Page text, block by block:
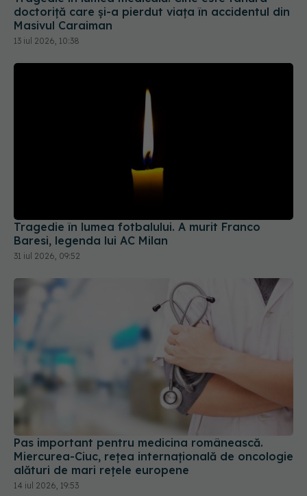
doctoriță care și-a pierdut viața în accidentul din
Masivul Caraiman
13 iul 2026, 10:38
Tragedie în lumea fotbalului. A murit Franco
Baresi, legenda lui AC Milan
31 iul 2026, 09:52
Pas important pentru medicina românească.
Miercurea-Ciuc, rețea internațională de oncologie
alături de mari rețele europene
14 iul 2026, 19:53